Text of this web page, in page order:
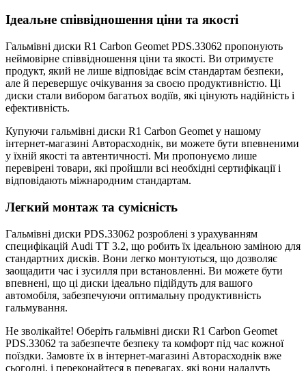
Ідеальне співвідношення ціни та якості
Гальмівні диски R1 Carbon Geomet PDS.33062 пропонують
неймовірне співвідношення ціни та якості. Ви отримуєте
продукт, який не лише відповідає всім стандартам безпеки,
але й перевершує очікування за своєю продуктивністю. Ці
диски стали вибором багатьох водіїв, які цінують надійність і
ефективність.
Купуючи гальмівні диски R1 Carbon Geomet у нашому
інтернет-магазині Авторасходнік, ви можете бути впевненими
у їхній якості та автентичності. Ми пропонуємо лише
перевірені товари, які пройшли всі необхідні сертифікації і
відповідають міжнародним стандартам.
Легкий монтаж та сумісність
Гальмівні диски PDS.33062 розроблені з урахуванням
специфікацій Audi TT 3.2, що робить їх ідеальною заміною для
стандартних дисків. Вони легко монтуються, що дозволяє
заощадити час і зусилля при встановленні. Ви можете бути
впевнені, що ці диски ідеально підійдуть для вашого
автомобіля, забезпечуючи оптимальну продуктивність
гальмування.
Не зволікайте! Оберіть гальмівні диски R1 Carbon Geomet
PDS.33062 та забезпечте безпеку та комфорт під час кожної
поїздки. Замовте їх в інтернет-магазині Авторасходнік вже
сьогодні, і переконайтеся в перевагах, які вони нададуть